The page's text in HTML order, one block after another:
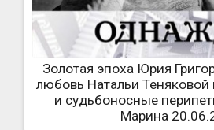
Золотая эпоха Юрия
любовь Натальи Теняковой
и судьбоносные
Марина